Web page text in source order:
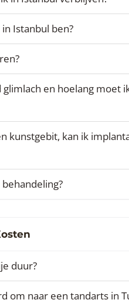
Istanbul ben?
en hoelang moet
kunstgebit, kan ik
duur?
om naar een tandarts in